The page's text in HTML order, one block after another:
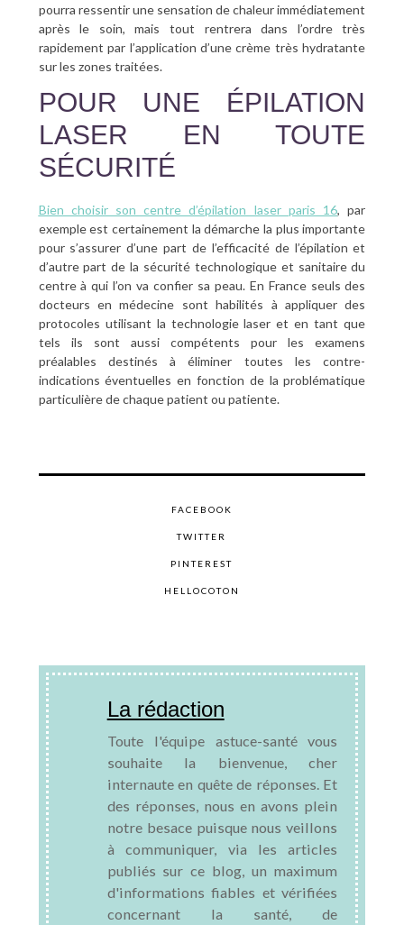
pourra ressentir une sensation de chaleur immédiatement
après le soin, mais tout rentrera dans l’ordre très
rapidement par l’application d’une crème très hydratante
sur les zones traitées.
POUR UNE ÉPILATION
LASER EN TOUTE
SÉCURITÉ
Bien choisir son centre d’épilation laser paris 16, par
exemple est certainement la démarche la plus importante
pour s’assurer d’une part de l’efficacité de l’épilation et
d’autre part de la sécurité technologique et sanitaire du
centre à qui l’on va confier sa peau. En France seuls des
docteurs en médecine sont habilités à appliquer des
protocoles utilisant la technologie laser et en tant que
tels ils sont aussi compétents pour les examens
préalables destinés à éliminer toutes les contre-
indications éventuelles en fonction de la problématique
particulière de chaque patient ou patiente.
FACEBOOK
TWITTER
PINTEREST
HELLOCOTON
La rédaction
Toute l'équipe astuce-santé vous
souhaite la bienvenue, cher
internaute en quête de réponses. Et
des réponses, nous en avons plein
notre besace puisque nous veillons
à communiquer, via les articles
publiés sur ce blog, un maximum
d'informations fiables et vérifiées
concernant la santé, de